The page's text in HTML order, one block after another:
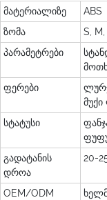
მატერიალიზე
ABS
ზომა
S,
პარამეტრები
ფერები
სტატუსი
გადატანის
დროა
20-
OEM/ODM